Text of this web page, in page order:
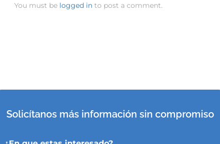
You must be logged in to post a comment.
Solicítanos más información sin compromiso